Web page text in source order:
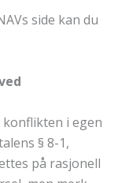
side kan du
i egen
§ 8-1,
på rasjonell